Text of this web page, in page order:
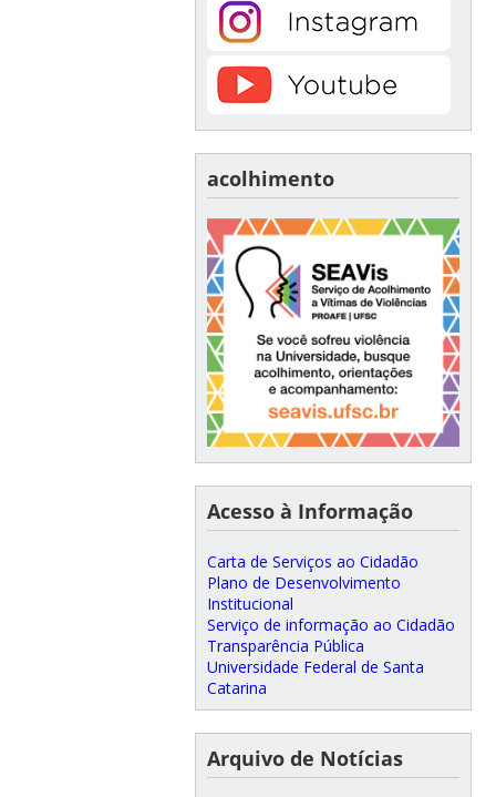
acolhimento
Acesso à Informação
Carta de Serviços ao Cidadão
Plano de Desenvolvimento
Institucional
Serviço de informação ao Cidadão
Transparência Pública
Universidade Federal de Santa
Catarina
Arquivo de Notícias